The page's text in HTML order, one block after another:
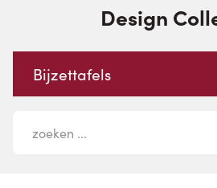
Design
Bijzettafels